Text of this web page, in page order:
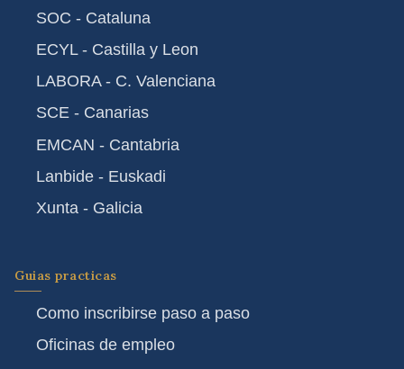
SOC - Cataluna
ECYL - Castilla y Leon
LABORA - C. Valenciana
SCE - Canarias
EMCAN - Cantabria
Lanbide - Euskadi
Xunta - Galicia
Guias practicas
Como inscribirse paso a paso
Oficinas de empleo